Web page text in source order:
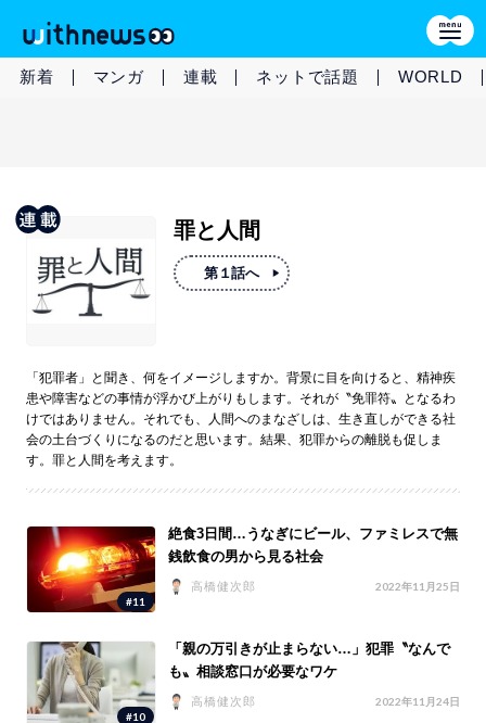
新着 マンガ 連載 ネットで話題 WORLD
罪と人間
第１話へ
「犯罪者」と聞き、何をイメージしますか。背景に目を向けると、精神疾
患や障害などの事情が浮かび上がりもします。それが〝免罪符〟となるわ
けではありません。それでも、人間へのまなざしは、生き直しができる社
会の土台づくりになるのだと思います。結果、犯罪からの離脱も促しま
す。罪と人間を考えます。
#11
絶食3日間…うなぎにビール、ファミレスで無
銭飲食の男から見る社会
高橋健次郎 2022年11月25日
#10
「親の万引きが止まらない…」犯罪〝なんで
も〟相談窓口が必要なワケ
高橋健次郎 2022年11月24日